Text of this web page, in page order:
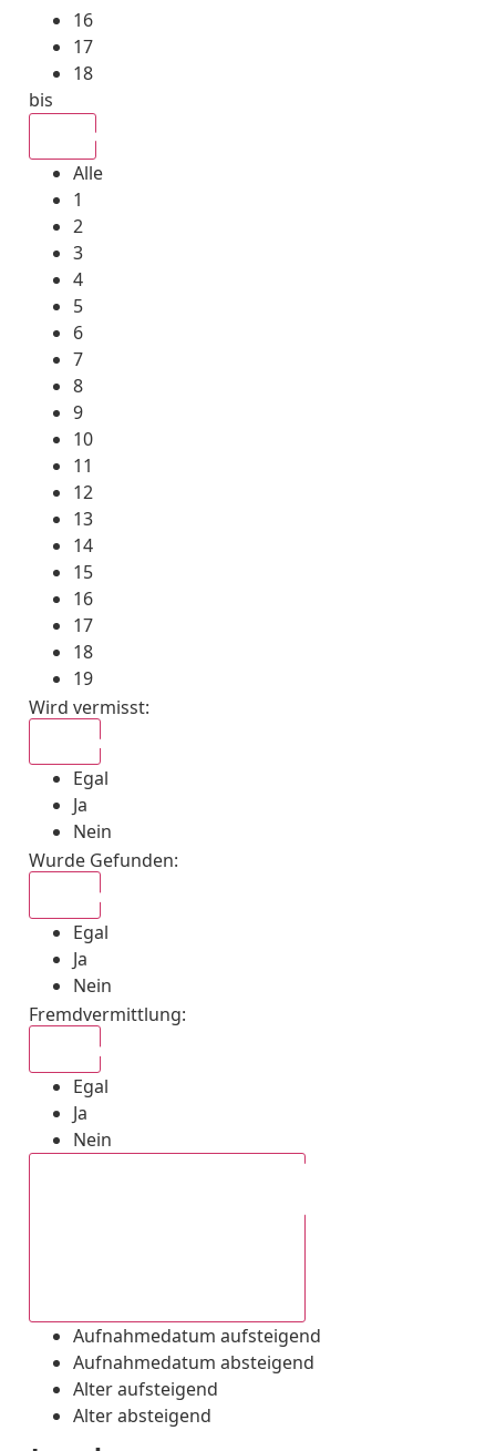
16
17
18
bis
Alle
1
2
3
4
5
6
7
8
9
10
11
12
13
14
15
16
17
18
19
Wird vermisst:
Egal
Ja
Nein
Wurde Gefunden:
Egal
Ja
Nein
Fremdvermittlung:
Egal
Ja
Nein
Aufnahmedatum aufsteigend
Aufnahmedatum absteigend
Alter aufsteigend
Alter absteigend